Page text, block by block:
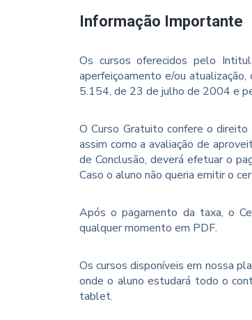
Informação Importante
Os cursos oferecidos pelo
aperfeiçoamento e/ou
5.154, de 23 de julho de 2004 e
O Curso Gratuito confere o
assim como a avaliação de
de Conclusão, deverá efetuar o
Caso o aluno não queria emitir o
Após o pagamento da taxa, o
qualquer momento em PDF.
Os cursos disponíveis em nossa
onde o aluno estudará todo o
tablet.